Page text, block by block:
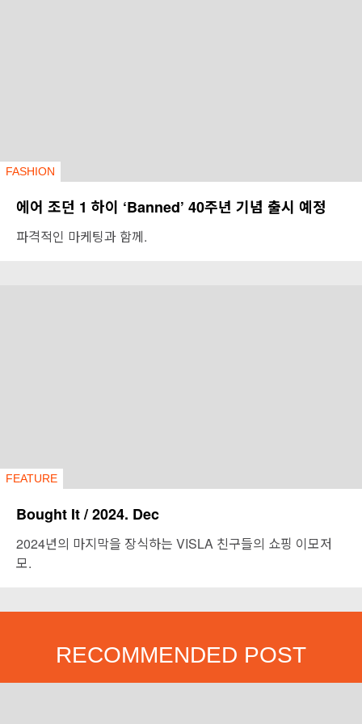
FASHION
에어 조던 1 하이 ‘Banned’ 40주년 기념 출시 예정
파격적인 마케팅과 함께.
FEATURE
Bought It / 2024. Dec
2024년의 마지막을 장식하는 VISLA 친구들의 쇼핑 이모저
모.
RECOMMENDED POST